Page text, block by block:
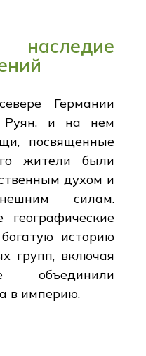
Германии
Руян, и на нем
посвященные
жители были
духом и
силам.
историю
групп, включая
объединили
в империю.